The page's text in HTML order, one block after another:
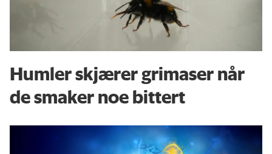
Humler skjærer grimaser når
de smaker noe bittert